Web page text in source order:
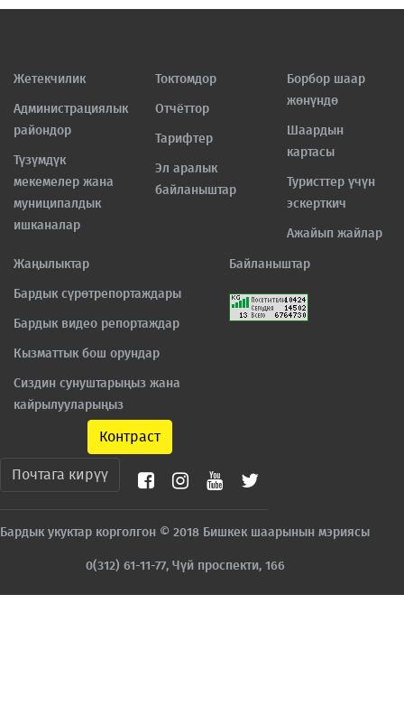
Жетекчилик
Администрациялык
райондор
Түзүмдүк
мекемелер жана
муниципалдык
ишканалар
Токтомдор
Отчёттор
Тарифтер
Эл аралык
байланыштар
Борбор шаар
жөнүндө
Шаардын
картасы
Туристтер үчүн
эскерткич
Ажайып жайлар
Жаңылыктар
Бардык сүрөтрепортаждары
Бардык видео репортаждар
Кызматтык бош орундар
Сиздин сунуштарыңыз жана
кайрылууларыңыз
Байланыштар
Контраст
Почтага кирүү
Бардык укуктар корголгон © 2018 Бишкек шаарынын мэриясы
0(312) 61-11-77, Чүй проспекти, 166